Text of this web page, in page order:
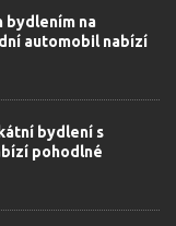
bydlením na
automobil nabízí
bydlení s
pohodlné